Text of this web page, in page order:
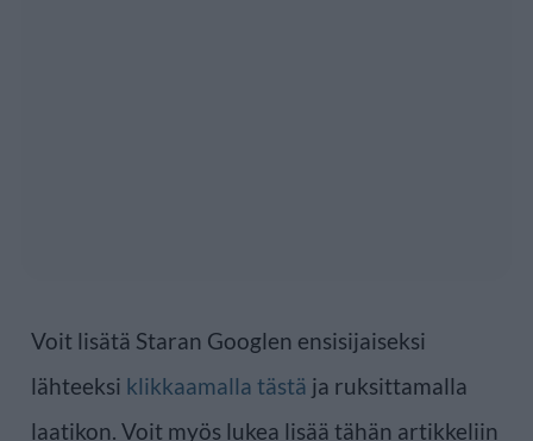
Voit lisätä Staran Googlen ensisijaiseksi
lähteeksi klikkaamalla tästä ja ruksittamalla
laatikon. Voit myös lukea lisää tähän artikkeliin